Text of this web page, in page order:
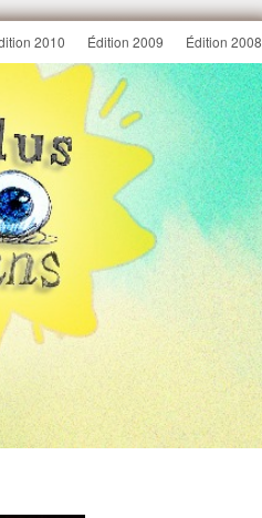
2010 Édition 2009 Édition 2008